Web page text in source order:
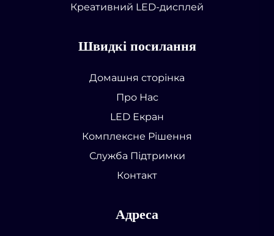
Креативний LED-дисплей
Швидкі посилання
Домашня сторінка
Про Нас
LED Екран
Комплексне Рішення
Служба Підтримки
Контакт
Адреса